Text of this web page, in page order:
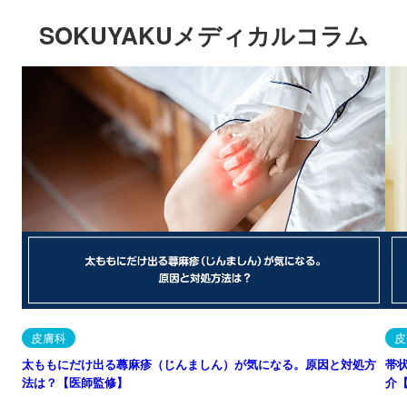
SOKUYAKUメディカルコラム
皮膚科
太ももにだけ出る蕁麻疹（じんましん）が気になる。原因と対処方
法は？【医師監修】
帯
介